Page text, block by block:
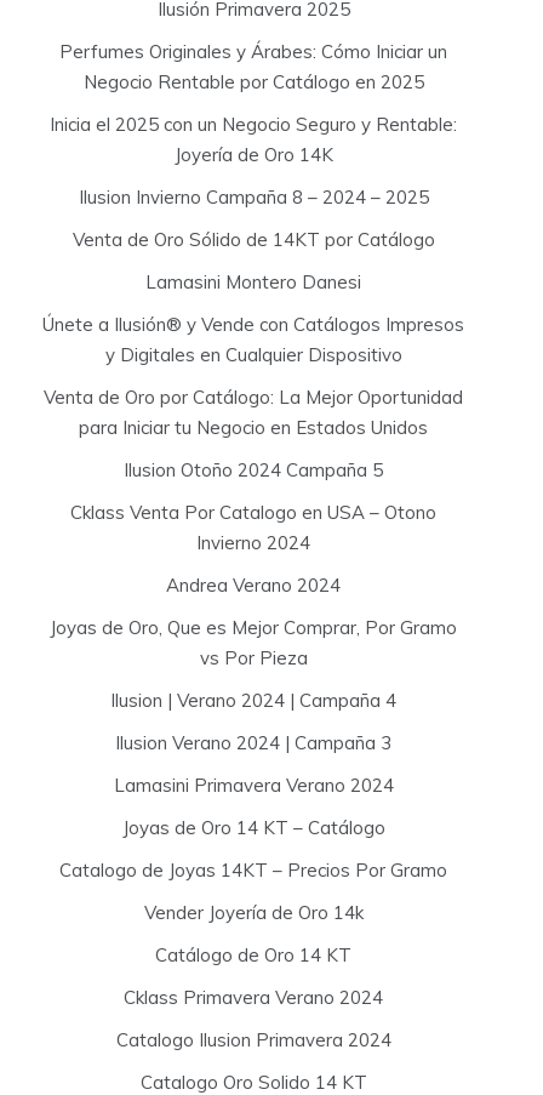
Ilusión Primavera 2025
Perfumes Originales y Árabes: Cómo Iniciar un
Negocio Rentable por Catálogo en 2025
Inicia el 2025 con un Negocio Seguro y Rentable:
Joyería de Oro 14K
Ilusion Invierno Campaña 8 – 2024 – 2025
Venta de Oro Sólido de 14KT por Catálogo
Lamasini Montero Danesi
Únete a Ilusión® y Vende con Catálogos Impresos
y Digitales en Cualquier Dispositivo
Venta de Oro por Catálogo: La Mejor Oportunidad
para Iniciar tu Negocio en Estados Unidos
Ilusion Otoño 2024 Campaña 5
Cklass Venta Por Catalogo en USA – Otono
Invierno 2024
Andrea Verano 2024
Joyas de Oro, Que es Mejor Comprar, Por Gramo
vs Por Pieza
Ilusion | Verano 2024 | Campaña 4
Ilusion Verano 2024 | Campaña 3
Lamasini Primavera Verano 2024
Joyas de Oro 14 KT – Catálogo
Catalogo de Joyas 14KT – Precios Por Gramo
Vender Joyería de Oro 14k
Catálogo de Oro 14 KT
Cklass Primavera Verano 2024
Catalogo Ilusion Primavera 2024
Catalogo Oro Solido 14 KT